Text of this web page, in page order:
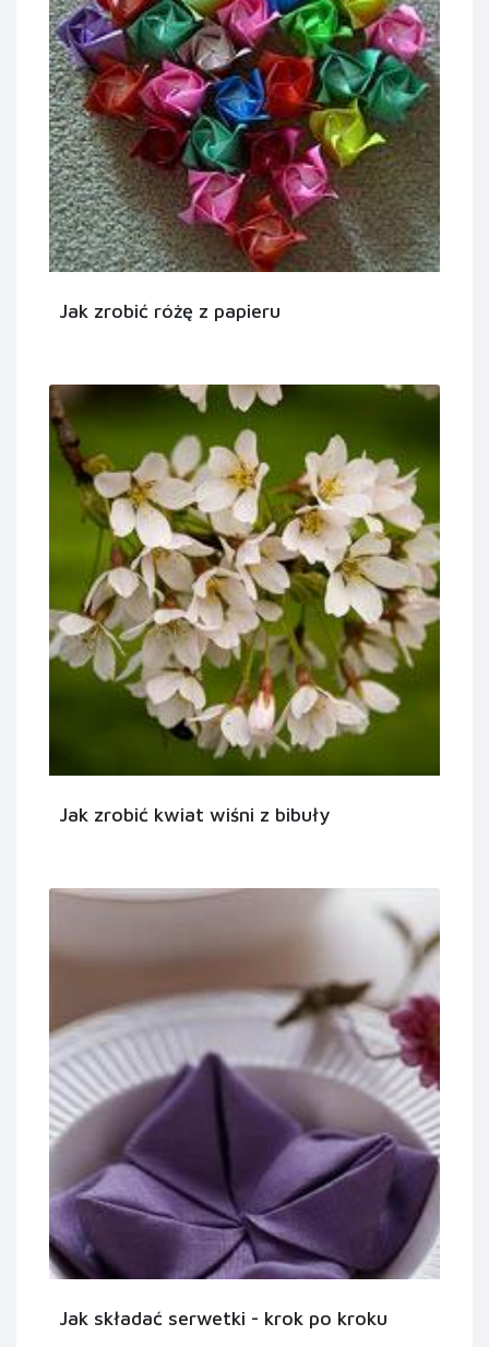
Jak zrobić różę z papieru
Jak zrobić kwiat wiśni z bibuły
Jak składać serwetki - krok po kroku